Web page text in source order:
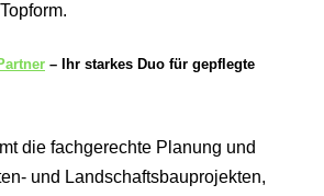
– Ihr starkes Duo für gepflegte
die fachgerechte Planung und
und Landschaftsbauprojekten,